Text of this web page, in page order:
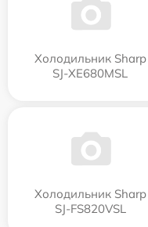
Холодильник Sharp
SJ-XE680MSL
Холодильник Sharp
SJ-FS820VSL